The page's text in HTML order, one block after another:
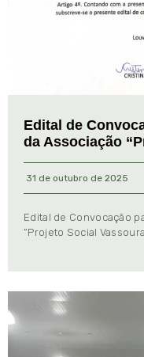
Edital de
da Associação
31 de outubro de 2025
Edital de Convocação
“Projeto Social